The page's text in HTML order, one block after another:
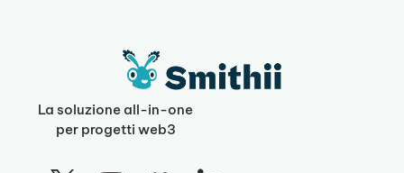
La soluzione all-in-one
per progetti web3